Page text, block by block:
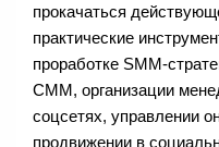
прокачаться
практические
проработке SMM-
СММ, организации
соцсетях, управлении
продвижении в